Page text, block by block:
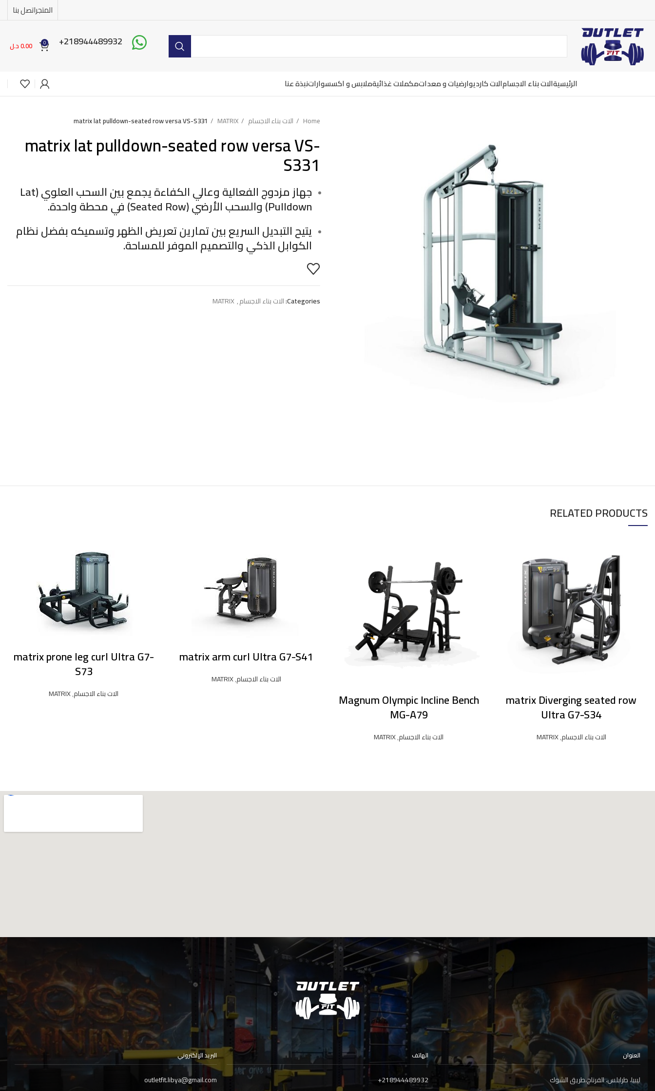
المتجراتصل بنا
218944489932+
0
0.00د.ل
الرئيسيةالات بناء الاجسامالات كارديوارضيات و معداتمكملات غذائيةملابس و اكسسواراتنبذة عنا
Home الات بناء الاجسام MATRIX
matrix lat pulldown-seated row versa VS-S331
matrix lat pulldown-seated row versa VS-
S331
جهاز مزدوج الفعالية وعالي الكفاءة يجمع بين السحب العلوي (Lat
Pulldown) والسحب الأرضي (Seated Row) في محطة واحدة.
يتيح التبديل السريع بين تمارين تعريض الظهر وتسميكه بفضل نظام
الكوابل الذكي والتصميم الموفر للمساحة.
Categories: الات بناء الاجسام,
MATRIX
RELATED PRODUCTS
matrix Diverging seated row
Ultra G7-S34
الات بناء الاجسام,
MATRIX
Magnum Olympic Incline Bench
MG-A79
الات بناء الاجسام,
MATRIX
matrix arm curl Ultra G7-S41
الات بناء الاجسام,
MATRIX
matrix prone leg curl Ultra G7-
S73
الات بناء الاجسام,
MATRIX
العنوان
ليبيا، طرابلس، الفرناج،طريق الشوك
الهاتف
218944489932
+
البريد الإلكتروني
outletfit.libya@gmail.com